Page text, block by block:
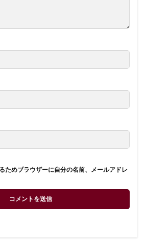
ためブラウザーに自分の名前、メールアドレ